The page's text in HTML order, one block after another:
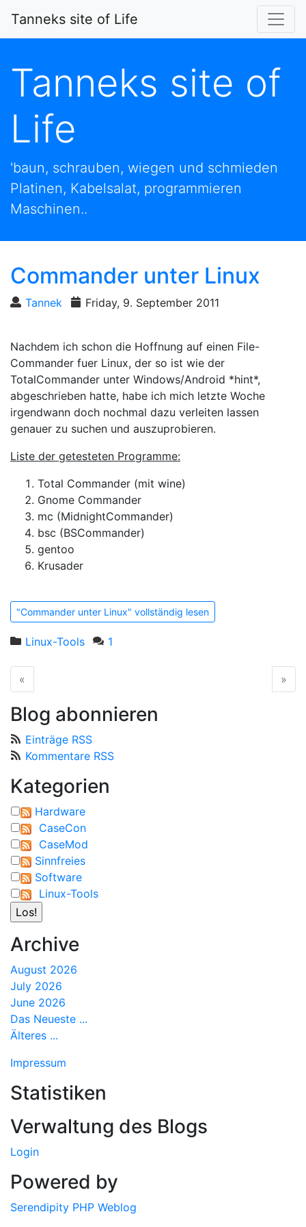
Tanneks site of Life
Tanneks site of
Life
'baun, schrauben, wiegen und schmieden
Platinen, Kabelsalat, programmieren
Maschinen..
Commander unter Linux
Tannek Friday, 9. September 2011
Nachdem ich schon die Hoffnung auf einen File-
Commander fuer Linux, der so ist wie der
TotalCommander unter Windows/Android *hint*,
abgeschrieben hatte, habe ich mich letzte Woche
irgendwann doch nochmal dazu verleiten lassen
genauer zu suchen und auszuprobieren.
Liste der getesteten Programme:
Total Commander (mit wine)
Gnome Commander
mc (MidnightCommander)
bsc (BSCommander)
gentoo
Krusader
"Commander unter Linux" vollständig lesen
Linux-Tools 1
« »
Blog abonnieren
Einträge RSS
Kommentare RSS
Kategorien
Hardware
CaseCon
CaseMod
Sinnfreies
Software
Linux-Tools
Archive
August 2026
July 2026
June 2026
Das Neueste ...
Älteres ...
Impressum
Statistiken
Verwaltung des Blogs
Login
Powered by
Serendipity PHP Weblog